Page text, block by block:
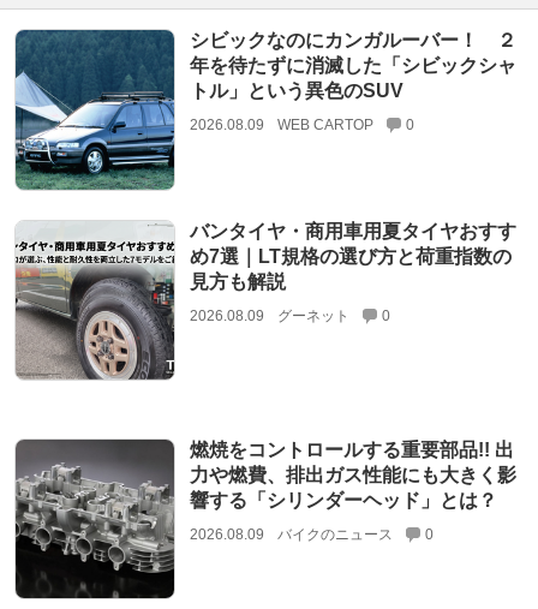
シビックなのにカンガルーバー！ ２
年を待たずに消滅した「シビックシャ
トル」という異色のSUV
2026.08.09 WEB CARTOP 0
バンタイヤ・商用車用夏タイヤおすす
め7選｜LT規格の選び方と荷重指数の
見方も解説
2026.08.09 グーネット 0
燃焼をコントロールする重要部品!! 出
力や燃費、排出ガス性能にも大きく影
響する「シリンダーヘッド」とは？
2026.08.09 バイクのニュース 0